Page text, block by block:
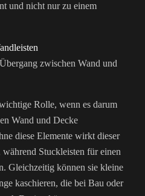
und nicht nur zu einem
zwischen Wand und
Rolle, wenn es darum
Wand und Decke
diese Elemente wirkt dieser
Stuckleisten für einen
Gleichzeitig können sie kleine
kaschieren, die bei Bau oder